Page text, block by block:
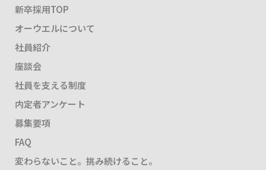
新卒採用TOP
オーウエルについて
社員紹介
座談会
社員を支える制度
内定者アンケート
募集要項
FAQ
変わらないこと。挑み続けること。